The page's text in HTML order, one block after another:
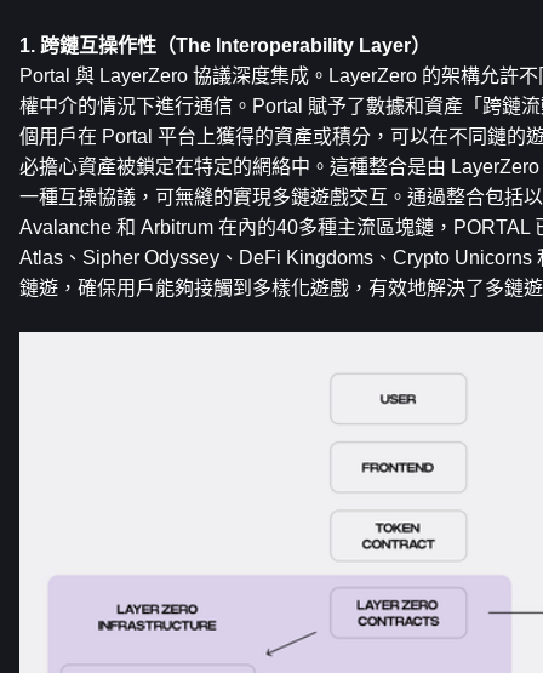
1. 跨鏈互操作性（The Interoperability Layer）
Portal 與 LayerZero 協議深度集成。LayerZero 的架構允許
權中介的情況下進行通信。Portal 賦予了數據和資產「跨鏈
個用戶在 Portal 平台上獲得的資產或積分，可以在不同鏈的
必擔心資產被鎖定在特定的網絡中。這種整合是由
一種互操協議，可無縫的實現多鏈遊戲交互。通過整合包括
Avalanche 和 Arbitrum 在內的40多種主流區塊鏈，PORTAL
Atlas、Sipher Odyssey、DeFi Kingdoms、Crypto Unicorns
鏈遊，確保用戶能夠接觸到多樣化遊戲，有效地解決了多鏈